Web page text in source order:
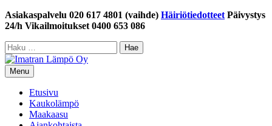
Siirry
sisältöön
Asiakaspalvelu 020 617 4801 (vaihde) Häiriötiedotteet Päivystys
24/h Vikailmoitukset 0400 653 086
Haku:
Menu
Etusivu
Kaukolämpö
Maakaasu